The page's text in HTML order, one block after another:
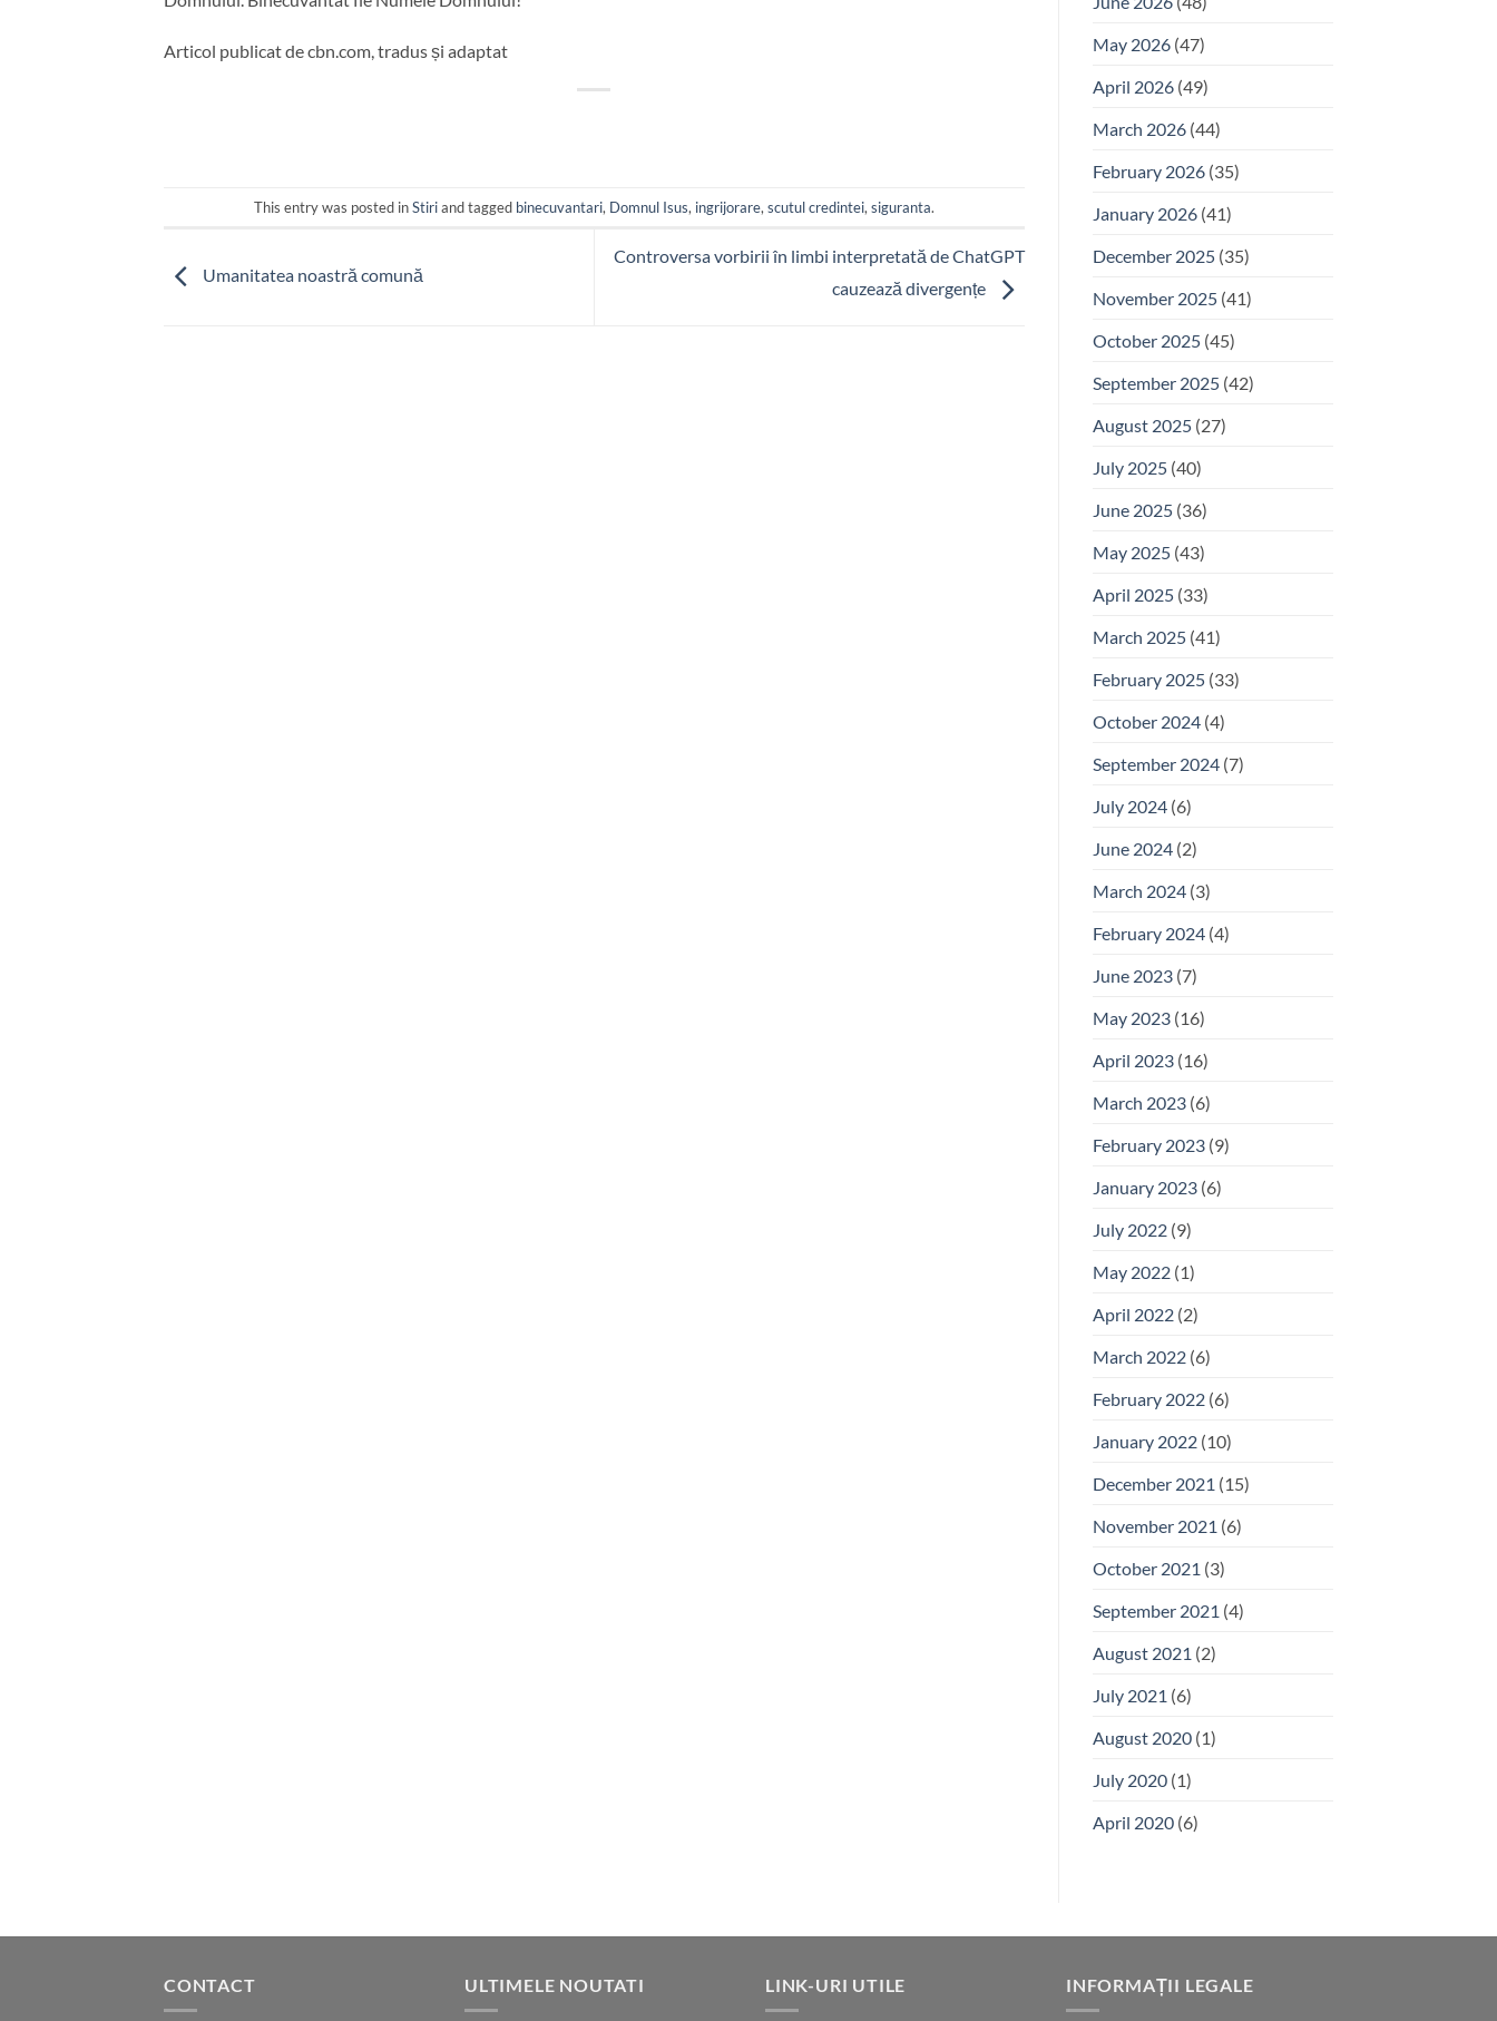
Articol publicat de cbn.com, tradus și adaptat
This entry was posted inStiriand tagged binecuvantari, Domnul Isus, ingrijorare, scutul credintei, siguranta.
Umanitatea noastră comună
Controversa vorbirii în limbi interpretată de ChatGPT
cauzează divergențe
May 2026(47)
April 2026(49)
March 2026(44)
February 2026(35)
January 2026(41)
December 2025(35)
November 2025(41)
October 2025(45)
September 2025(42)
August 2025(27)
July 2025(40)
June 2025(36)
May 2025(43)
April 2025(33)
March 2025(41)
February 2025(33)
October 2024(4)
September 2024(7)
July 2024(6)
June 2024(2)
March 2024(3)
February 2024(4)
June 2023(7)
May 2023(16)
April 2023(16)
March 2023(6)
February 2023(9)
January 2023(6)
July 2022(9)
May 2022(1)
April 2022(2)
March 2022(6)
February 2022(6)
January 2022(10)
December 2021 (15)
November 2021 (6)
October 2021 (3)
September 2021 (4)
August 2021 (2)
July 2021 (6)
August 2020(1)
July 2020(1)
April 2020(6)
CONTACT ULTIMELE NOUTATI LINK-URI UTILE INFORMAȚII LEGALE